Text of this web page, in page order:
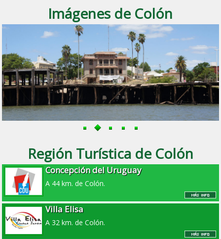
Imágenes de Colón
Región Turística de Colón
Concepción del Uruguay
A 44 km. de Colón.
Villa Elisa
A 32 km. de Colón.